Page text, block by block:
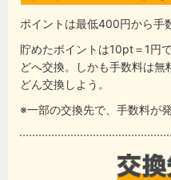
ポイントは最低400円から手
貯めたポイントは10pt＝1円
どへ交換。しかも手数料は
どん交換しよう。
※一部の交換先で、手数料が